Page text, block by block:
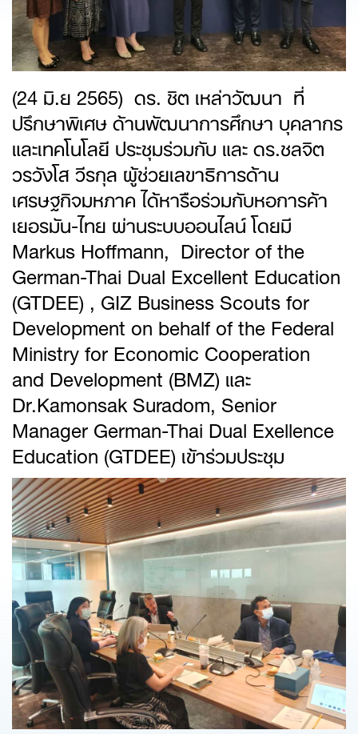
(24 มิ.ย 2565) ดร. ชิต เหล่าวัฒนา ที่
ปรึกษาพิเศษ ด้านพัฒนาการศึกษา บุคลากร
และเทคโนโลยี ประชุมร่วมกับ และ ดร.ชลจิต
วรวังโส วีรกุล ผู้ช่วยเลขาธิการด้าน
เศรษฐกิจมหภาค ได้หารือร่วมกับหอการค้า
เยอรมัน-ไทย ผ่านระบบออนไลน์ โดยมี
Markus Hoffmann, Director of the
German-Thai Dual Excellent Education
(GTDEE) , GIZ Business Scouts for
Development on behalf of the Federal
Ministry for Economic Cooperation
and Development (BMZ) และ
Dr.Kamonsak Suradom, Senior
Manager German-Thai Dual Exellence
Education (GTDEE) เข้าร่วมประชุม